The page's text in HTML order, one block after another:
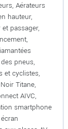
Aérateurs
hauteur,
passager,
pneus,
et cyclistes,
Titane,
AIVC,
smartphone